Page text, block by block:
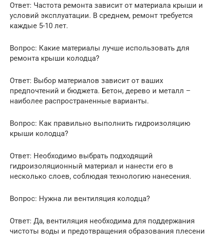
Ответ: Частота ремонта зависит от материала крыши и
условий эксплуатации. В среднем, ремонт требуется
каждые 5-10 лет.
Вопрос: Какие материалы лучше использовать для
ремонта крыши колодца?
Ответ: Выбор материалов зависит от ваших
предпочтений и бюджета. Бетон, дерево и металл –
наиболее распространенные варианты.
Вопрос: Как правильно выполнить гидроизоляцию
крыши колодца?
Ответ: Необходимо выбрать подходящий
гидроизоляционный материал и нанести его в
несколько слоев, соблюдая технологию нанесения.
Вопрос: Нужна ли вентиляция колодца?
Ответ: Да, вентиляция необходима для поддержания
чистоты воды и предотвращения образования плесени